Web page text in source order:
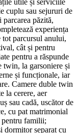
cuplu sau sejururi de
păzită,
experiența
tot parcursul anului,
cât și pentru
pentru a răspunde
twin, la garsoniere și
și funcționale, iar
Camere duble twin
la cerere, aer
sau cadă, uscător de
cu pat matrimonial
pentru familii;
dormitor separat cu